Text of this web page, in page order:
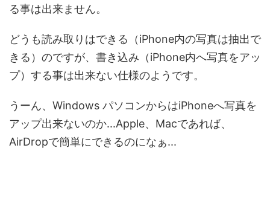
る事は出来ません。
どうも読み取りはできる（iPhone内の写真は抽出で
きる）のですが、書き込み（iPhone内へ写真をアッ
プ）する事は出来ない仕様のようです。
うーん、Windows パソコンからはiPhoneへ写真を
アップ出来ないのか...Apple、Macであれば、
AirDropで簡単にできるのになぁ...